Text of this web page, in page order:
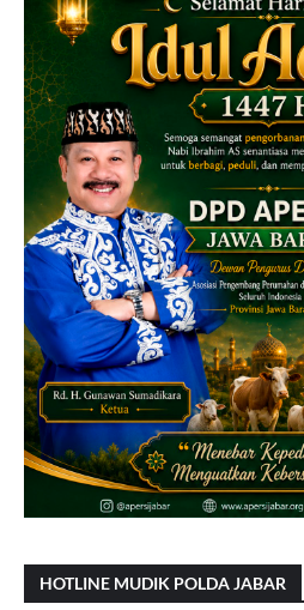
HOTLINE MUDIK POLDA JABAR